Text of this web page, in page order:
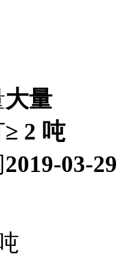
大量
≥ 2 吨
2019-03-29